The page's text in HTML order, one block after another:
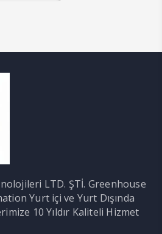
LTD. ŞTİ. Greenhouse
Yurt içi ve Yurt Dışında
10 Yıldır Kaliteli Hizmet